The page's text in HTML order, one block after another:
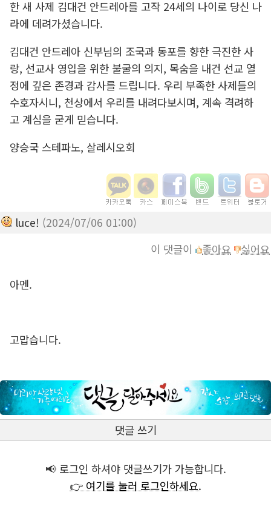
한 새 사제 김대건 안드레아를 고작 24세의 나이로 당신 나
라에 데려가셨습니다.
김대건 안드레아 신부님의 조국과 동포를 향한 극진한 사
랑, 선교사 영입을 위한 불굴의 의지, 목숨을 내건 선교 열
정에 깊은 존경과 감사를 드립니다. 우리 부족한 사제들의
수호자시니, 천상에서 우리를 내려다보시며, 계속 격려하
고 계심을 굳게 믿습니다.
양승국 스테파노, 살레시오회
luce! (2024/07/06 01:00)
이 댓글이
좋아요 싫어요
아멘.
고맙습니다.
댓글 쓰기
📢 로그인 하셔야 댓글쓰기가 가능합니다.
👉 여기를 눌러 로그인하세요.